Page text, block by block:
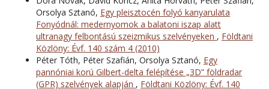
Orsolya Sztanó, Egy pleisztocén folyó kanyarulata
Fonyódnál: medernyomok a balatoni iszap alatt
ultranagy felbontású szeizmikus szelvényeken , Földtani
Közlöny: Évf. 140 szám 4 (2010)
Péter Tóth, Péter Szafián, Orsolya Sztanó, Egy
pannóniai korú Gilbert-delta felépítése „3D” földradar
(GPR) szelvények alapján , Földtani Közlöny: Évf. 140